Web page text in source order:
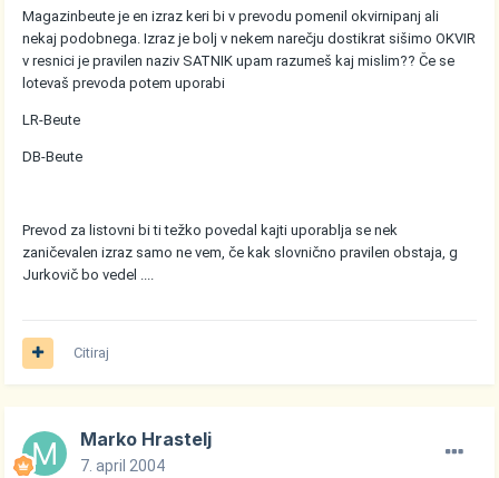
Magazinbeute je en izraz keri bi v prevodu pomenil okvirnipanj ali
nekaj podobnega. Izraz je bolj v nekem narečju dostikrat sišimo OKVIR
v resnici je pravilen naziv SATNIK upam razumeš kaj mislim?? Če se
lotevaš prevoda potem uporabi
LR-Beute
DB-Beute
Prevod za listovni bi ti težko povedal kajti uporablja se nek
zaničevalen izraz samo ne vem, če kak slovnično pravilen obstaja, g
Jurkovič bo vedel ....
Citiraj
Marko Hrastelj
7. april 2004